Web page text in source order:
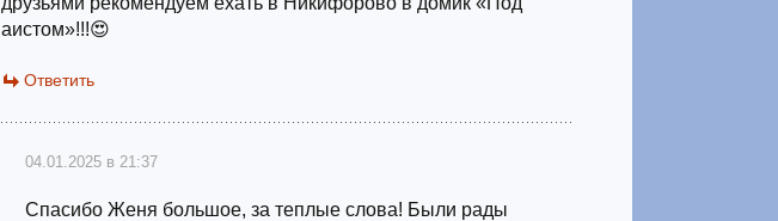
аистом»!!!😍
Ответить
04.01.2025 в 21:37
Спасибо Женя большое, за теплые слова! Были рады